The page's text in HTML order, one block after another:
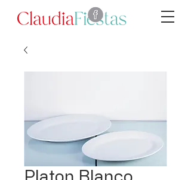
Platon Blanco